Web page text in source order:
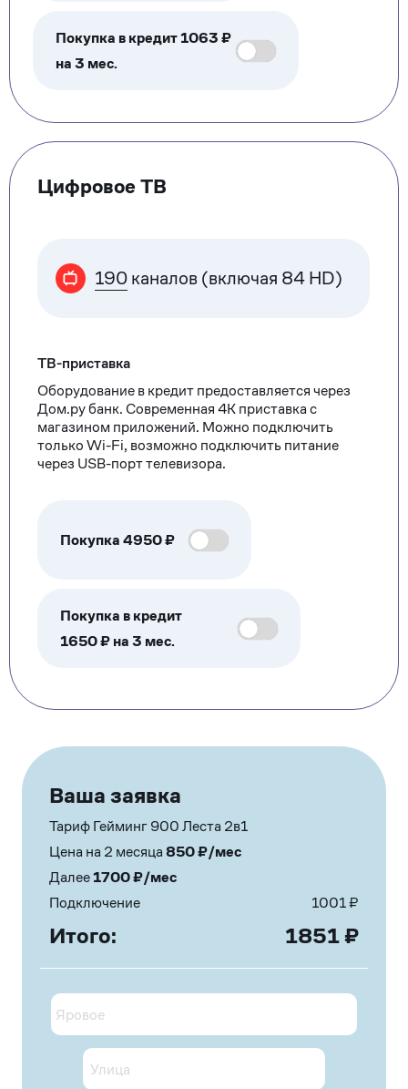
Покупка в кредит 1063 ₽
на 3 мес.
Цифровое ТВ
190 каналов (включая 84 HD)
ТВ-приставка
Оборудование в кредит предоставляется через
Дом.ру банк. Современная 4К приставка с
магазином приложений. Можно подключить
только Wi-Fi, возможно подключить питание
через USB-порт телевизора.
Покупка4950₽
Покупка в кредит
1650 ₽ на 3 мес.
Ваша заявка
Тариф Гейминг 900 Леста 2в1
Цена на 2 месяца850₽/мес
Далее1700₽/мес
Подключение
1001₽
Итого: 1851 ₽